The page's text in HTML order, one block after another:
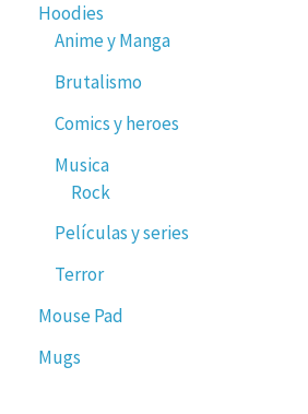
Hoodies
Anime y Manga
Brutalismo
Comics y heroes
Musica
Rock
Películas y series
Terror
Mouse Pad
Mugs